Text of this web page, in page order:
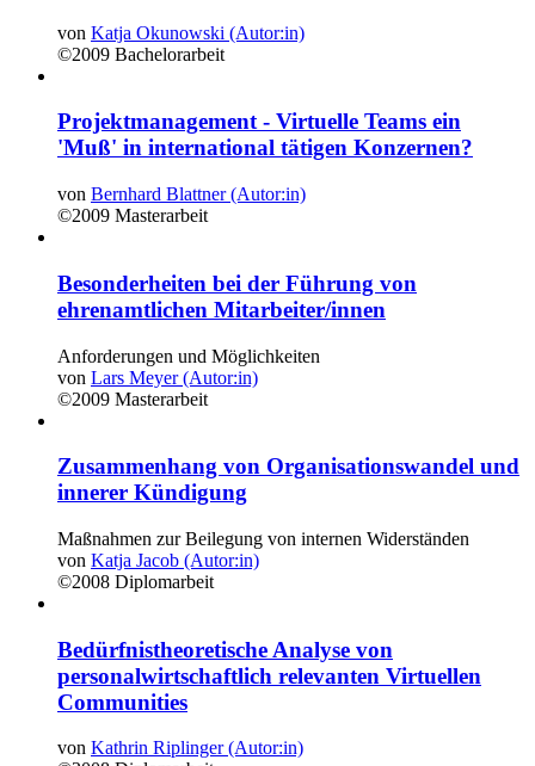
von Katja Okunowski (Autor:in)
©2009 Bachelorarbeit
Projektmanagement - Virtuelle Teams ein
'Muß' in international tätigen Konzernen?
von Bernhard Blattner (Autor:in)
©2009 Masterarbeit
Besonderheiten bei der Führung von
ehrenamtlichen Mitarbeiter/innen
Anforderungen und Möglichkeiten
von Lars Meyer (Autor:in)
©2009 Masterarbeit
Zusammenhang von Organisationswandel und
innerer Kündigung
Maßnahmen zur Beilegung von internen Widerständen
von Katja Jacob (Autor:in)
©2008 Diplomarbeit
Bedürfnistheoretische Analyse von
personalwirtschaftlich relevanten Virtuellen
Communities
von Kathrin Riplinger (Autor:in)